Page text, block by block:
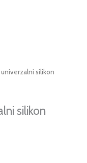
univerzalni silikon
silikon